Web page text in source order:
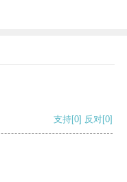
支持[0] 反对[0]